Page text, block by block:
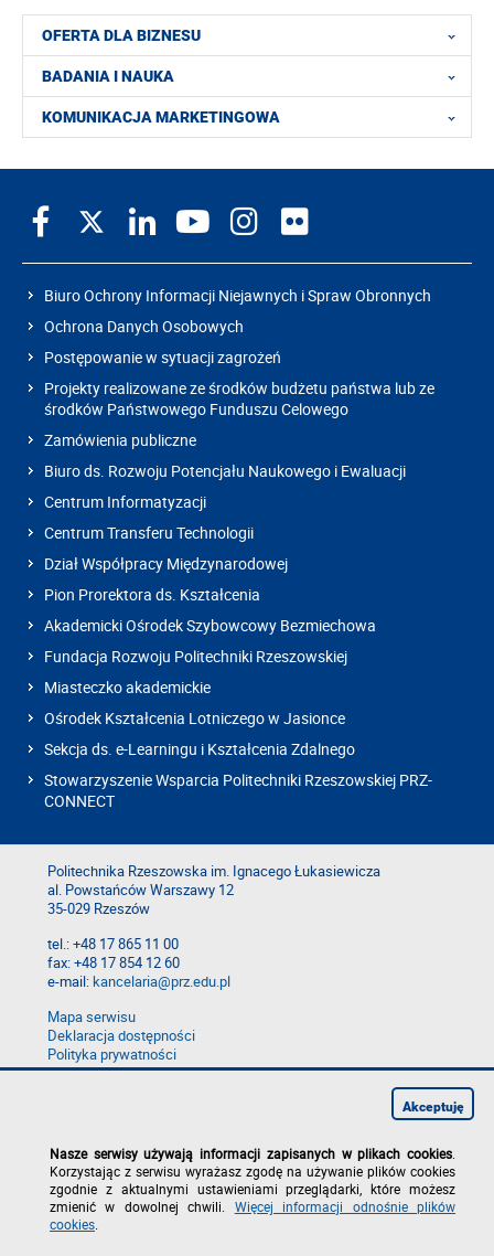
OFERTA DLA BIZNESU
BADANIA I NAUKA
KOMUNIKACJA MARKETINGOWA
Biuro Ochrony Informacji Niejawnych i Spraw Obronnych
Ochrona Danych Osobowych
Postępowanie w sytuacji zagrożeń
Projekty realizowane ze środków budżetu państwa lub ze
środków Państwowego Funduszu Celowego
Zamówienia publiczne
Biuro ds. Rozwoju Potencjału Naukowego i Ewaluacji
Centrum Informatyzacji
Centrum Transferu Technologii
Dział Współpracy Międzynarodowej
Pion Prorektora ds. Kształcenia
Akademicki Ośrodek Szybowcowy Bezmiechowa
Fundacja Rozwoju Politechniki Rzeszowskiej
Miasteczko akademickie
Ośrodek Kształcenia Lotniczego w Jasionce
Sekcja ds. e-Learningu i Kształcenia Zdalnego
Stowarzyszenie Wsparcia Politechniki Rzeszowskiej PRZ-
CONNECT
Politechnika Rzeszowska im. Ignacego Łukasiewicza
al. Powstańców Warszawy 12
35-029 Rzeszów
tel.: +48 17 865 11 00
fax: +48 17 854 12 60
e-mail:kancelaria@prz.edu.pl
Mapa serwisu
Deklaracja dostępności
Polityka prywatności
Zgłoś błąd na stronie
Nasze serwisy używają informacji zapisanych w plikach cookies
Korzystając z serwisu wyrażasz zgodę na używanie plików cookies
zgodnie z aktualnymi ustawieniami przeglądarki, które możesz
zmienić w dowolnej chwili. Więcej informacji odnośnie plików
cookies
Akceptuję